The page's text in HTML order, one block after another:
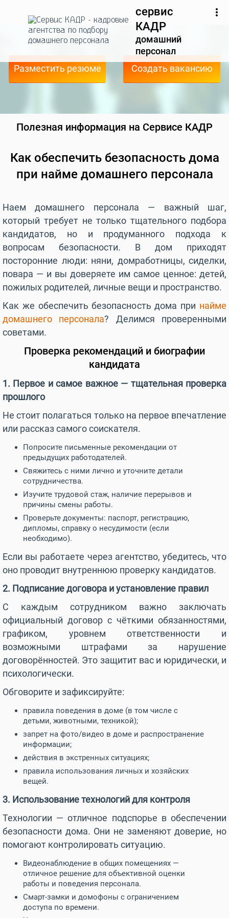
сервис
КАДР
домашний
персонал
Разместить резюме
Создать вакансию
Полезная информация на Сервисе КАДР
Как обеспечить безопасность дома
при найме домашнего персонала
Наем домашнего персонала — важный шаг,
который требует не только тщательного подбора
кандидатов, но и продуманного подхода к
вопросам безопасности. В дом приходят
посторонние люди: няни, домработницы, сиделки,
повара — и вы доверяете им самое ценное: детей,
пожилых родителей, личные вещи и пространство.
Как же обеспечить безопасность дома при найме
домашнего персонала? Делимся проверенными
советами.
Проверка рекомендаций и биографии
кандидата
1. Первое и самое важное — тщательная проверка
прошлого
Не стоит полагаться только на первое впечатление
или рассказ самого соискателя.
Попросите письменные рекомендации от
предыдущих работодателей.
Свяжитесь с ними лично и уточните детали
сотрудничества.
Изучите трудовой стаж, наличие перерывов и
причины смены работы.
Проверьте документы: паспорт, регистрацию,
дипломы, справку о несудимости (если
необходимо).
Если вы работаете через агентство, убедитесь, что
оно проводит внутреннюю проверку кандидатов.
2. Подписание договора и установление правил
С каждым сотрудником важно заключать
официальный договор с чёткими обязанностями,
графиком, уровнем ответственности и
возможными штрафами за нарушение
договорённостей. Это защитит вас и юридически, и
психологически.
Обговорите и зафиксируйте:
правила поведения в доме (в том числе с
детьми, животными, техникой);
запрет на фото/видео в доме и распространение
информации;
действия в экстренных ситуациях;
правила использования личных и хозяйских
вещей.
3. Использование технологий для контроля
Технологии — отличное подспорье в обеспечении
безопасности дома. Они не заменяют доверие, но
помогают контролировать ситуацию.
Видеонаблюдение в общих помещениях —
отличное решение для объективной оценки
работы и поведения персонала.
Смарт-замки и домофоны с ограничением
доступа по времени.